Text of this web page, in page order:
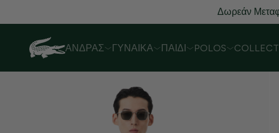
Δωρεάν
ΆΝΔΡΑΣ ΓΥΝΑΊΚΑ ΠΑΙΔΊ POLOS